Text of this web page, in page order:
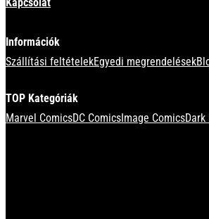
Információk
Szállítási feltételekEgyedi megrendelések
TOP Kategóriák
Marvel ComicsDC ComicsImage Comics